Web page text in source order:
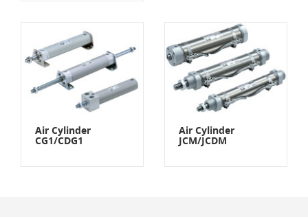
Air Cylinder
CG1/CDG1
Air Cylinder
JCM/JCDM